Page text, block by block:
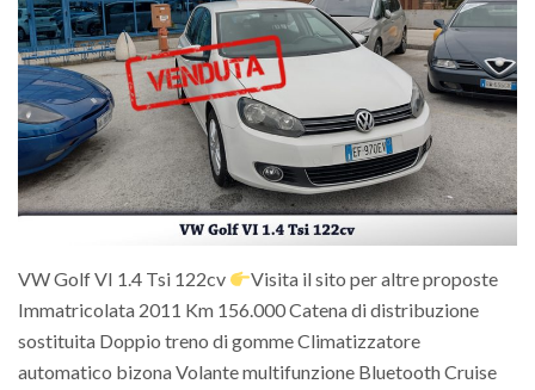
VW Golf VI 1.4 Tsi 122cv
Visita il sito per altre proposte
Immatricolata 2011 Km 156.000 Catena di distribuzione
sostituita Doppio treno di gomme Climatizzatore
automatico bizona Volante multifunzione Bluetooth Cruise